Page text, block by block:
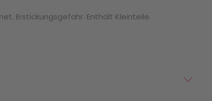
Erstickungsgefahr. Enthält Kleinteile.